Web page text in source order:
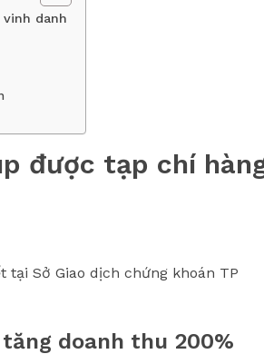
danh
được tạp chí
tại Sở Giao dịch chứng khoán TP
doanh thu 200%